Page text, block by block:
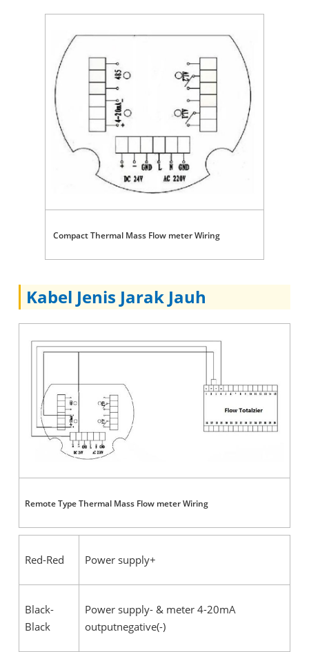
Compact Thermal Mass Flow meter Wiring
Kabel Jenis Jarak Jauh
Remote Type Thermal Mass Flow meter Wiring
Red-Red Power supply+
Black-
Black
Power supply- & meter 4-20mA
outputnegative(-)